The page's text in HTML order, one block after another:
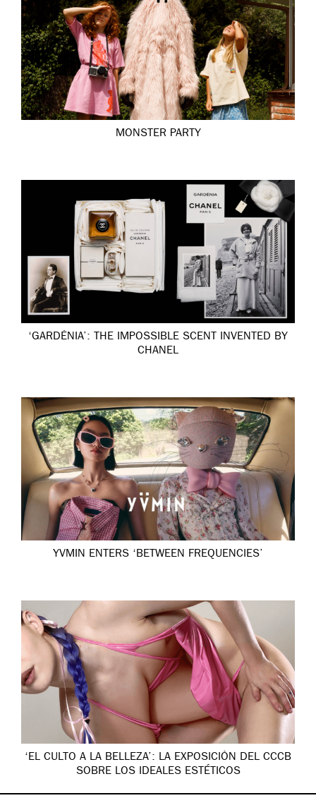
MONSTER PARTY
‘GARDÉNIA’: THE IMPOSSIBLE SCENT INVENTED BY
CHANEL
YVMIN ENTERS ‘BETWEEN FREQUENCIES’
‘EL CULTO A LA BELLEZA’: LA EXPOSICIÓN DEL CCCB
SOBRE LOS IDEALES ESTÉTICOS